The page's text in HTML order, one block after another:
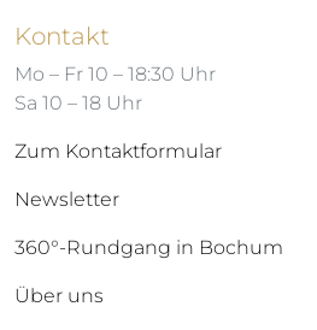
Kontakt
Mo – Fr 10 – 18:30 Uhr
Sa 10 – 18 Uhr
Zum Kontaktformular
Newsletter
360°-Rundgang in Bochum
Über uns